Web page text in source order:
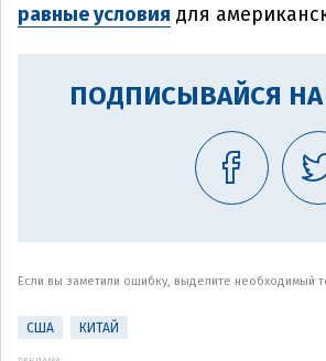
равные условия для
ПОДПИСЫВАЙСЯ
Если вы заметили ошибку, выделите необходимый
США КИТАЙ